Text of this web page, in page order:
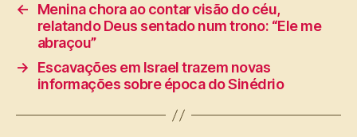
←
Menina chora ao contar visão do céu,
relatando Deus sentado num trono: “Ele me
abraçou”
→
Escavações em Israel trazem novas
informações sobre época do Sinédrio